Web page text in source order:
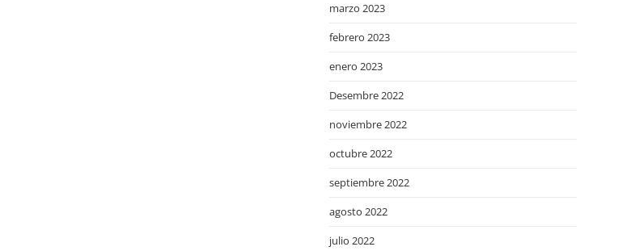
marzo 2023
febrero 2023
enero 2023
Desembre 2022
noviembre 2022
octubre 2022
septiembre 2022
agosto 2022
julio 2022